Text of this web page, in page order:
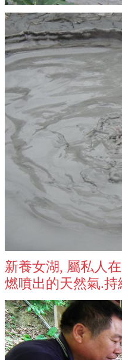
新養女湖, 屬私人
燃噴出的天然氣.持